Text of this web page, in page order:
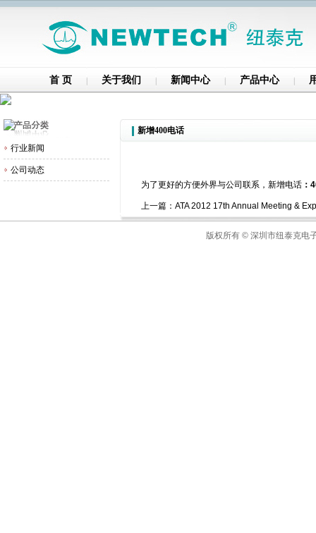
首 页 关于我们 新闻中心 产品中心
行业新闻
公司动态
新增400电话
为了更好的方便外界与公司联系，新增电话 ：
上一篇： ATA 2012 17th Annual Meeting &
版权所有 © 深圳市纽泰克电